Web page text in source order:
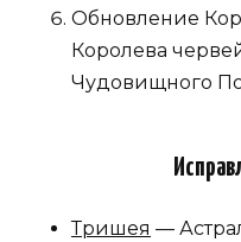
Обновление
Королева
Чудовищного
Тришея —